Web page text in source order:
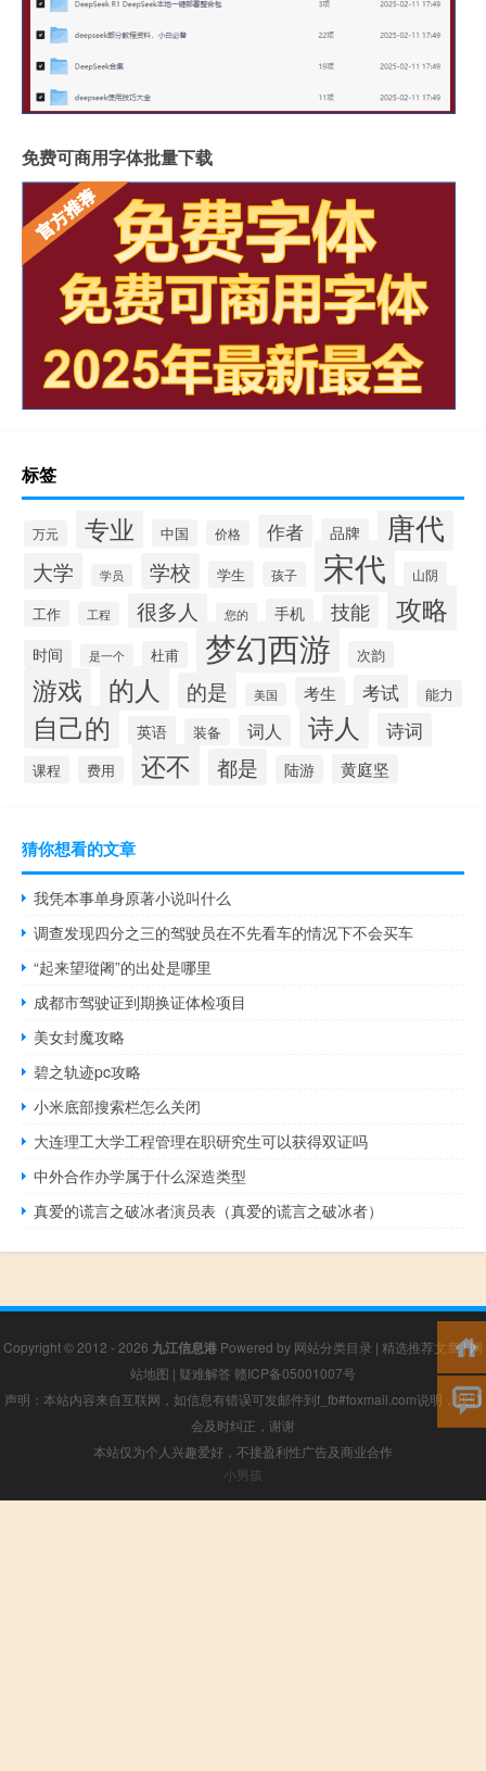
免费可商用字体批量下载
标签
万元 专业 中国 价格 作者 品牌 唐代
大学 学员 学校 学生 孩子 宋代 山阴
工作 工程 很多人 您的 手机 技能 攻略
时间 是一个 杜甫 梦幻西游 次韵
游戏 的人 的是 美国 考生 考试 能力
自己的 英语 装备 词人 诗人 诗词
课程 费用 还不 都是 陆游 黄庭坚
猜你想看的文章
我凭本事单身原著小说叫什么
调查发现四分之三的驾驶员在不先看车的情况下不会买车
“起来望瑽阇”的出处是哪里
成都市驾驶证到期换证体检项目
美女封魔攻略
碧之轨迹pc攻略
小米底部搜索栏怎么关闭
大连理工大学工程管理在职研究生可以获得双证吗
中外合作办学属于什么深造类型
真爱的谎言之破冰者演员表（真爱的谎言之破冰者）
Copyright © 2012 - 2026 九江信息港 Powered by 网站分类目录 | 精选推荐文章|网
站地图 | 疑难解答 赣ICP备05001007号
声明：本站内容来自互联网，如信息有错误可发邮件到f_fb#foxmail.com说明，我们
会及时纠正，谢谢
本站仅为个人兴趣爱好，不接盈利性广告及商业合作
小男孩